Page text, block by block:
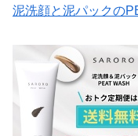
泥洗顔と泥パックの